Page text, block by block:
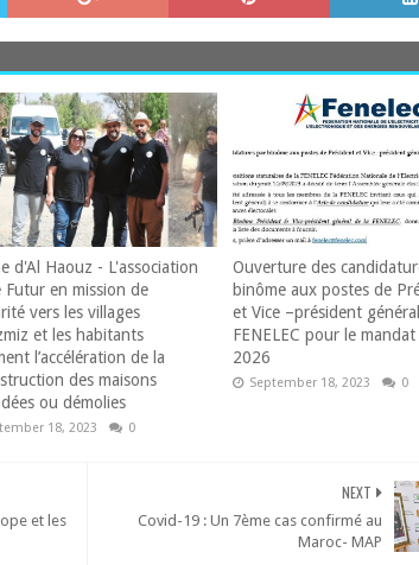
d'Al Haouz - L'association
Futur en mission de
vers les villages
et les habitants
l’accélération de la
des maisons
ou démolies
18, 2023 0
Ouverture des
binôme aux postes de
et Vice –président
FENELEC pour le
2026
September 18, 2023 0
NEXT
Covid-19 : Un 7ème cas confirmé au
Maroc- MAP
et les